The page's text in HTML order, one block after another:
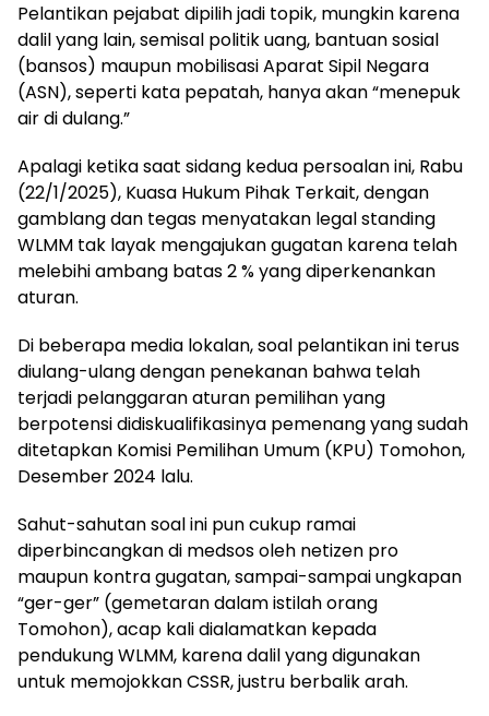
Pelantikan pejabat dipilih jadi topik, mungkin karena
dalil yang lain, semisal politik uang, bantuan sosial
(bansos) maupun mobilisasi Aparat Sipil Negara
(ASN), seperti kata pepatah, hanya akan “menepuk
air di dulang.”
Apalagi ketika saat sidang kedua persoalan ini, Rabu
(22/1/2025), Kuasa Hukum Pihak Terkait, dengan
gamblang dan tegas menyatakan legal standing
WLMM tak layak mengajukan gugatan karena telah
melebihi ambang batas 2 % yang diperkenankan
aturan.
Di beberapa media lokalan, soal pelantikan ini terus
diulang-ulang dengan penekanan bahwa telah
terjadi pelanggaran aturan pemilihan yang
berpotensi didiskualifikasinya pemenang yang sudah
ditetapkan Komisi Pemilihan Umum (KPU) Tomohon,
Desember 2024 lalu.
Sahut-sahutan soal ini pun cukup ramai
diperbincangkan di medsos oleh netizen pro
maupun kontra gugatan, sampai-sampai ungkapan
“ger-ger” (gemetaran dalam istilah orang
Tomohon), acap kali dialamatkan kepada
pendukung WLMM, karena dalil yang digunakan
untuk memojokkan CSSR, justru berbalik arah.